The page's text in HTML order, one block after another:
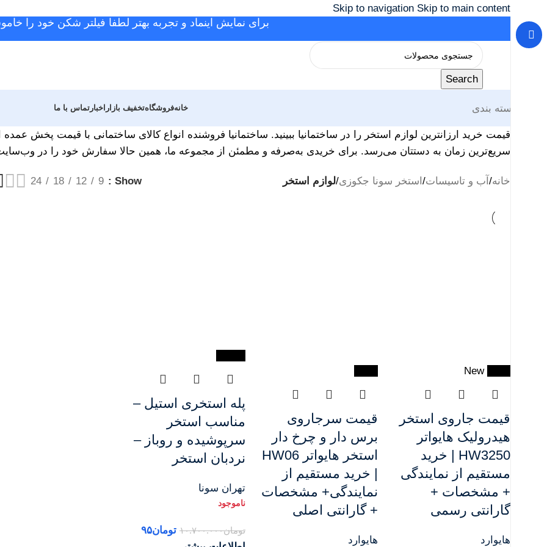
Skip to navigation Skip to main content
برای نمایش اینماد و تجربه بهتر لطفا فیلتر شکن خود را
Search
دسته بندی خانهفروشگاهتخفیف بازار اخبار تماس با ما
قیمت خرید ارزانترین لوازم استخر را در ساختمانیا ببینید. ساختمانیا فروشنده انواع کالای ساختمانی با قیمت پخش
سریع‌ترین زمان به دستتان می‌رسد. برای خریدی به‌صرفه و مطمئن از مجموعه ما، همین حالا سفارش خود را در وب‌سایت
خانه/ آب و تاسیسات/ استخر سونا جکوزی/لوازم استخر Show
9
12
18
24
New
قیمت جاروی استخر
هیدرولیک هایواتر
HW3250 | خرید
مستقیم از نمایندگی
+ مشخصات +
گارانتی رسمی
هایوارد
قیمت سرجاروی
برس دار و چرخ دار
استخر هایواتر HW06
| خرید مستقیم از
نمایندگی+ مشخصات
+ گارانتی اصلی
هایوارد
پله استخری استیل –
مناسب استخر
سرپوشیده و روباز –
نردبان استخر
تهران سونا
تومان۱۰.۷۰۰.۰۰۰ تومان۹۵